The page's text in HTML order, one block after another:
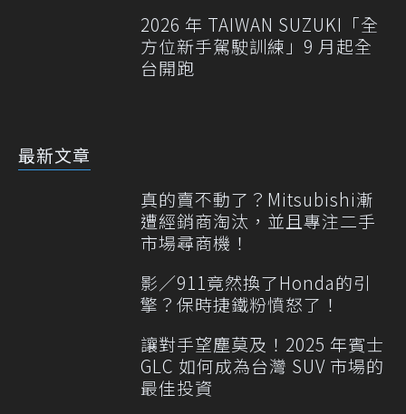
2026 年 TAIWAN SUZUKI「全
方位新手駕駛訓練」9 月起全
台開跑
最新文章
真的賣不動了？Mitsubishi漸
遭經銷商淘汰，並且專注二手
市場尋商機！
影／911竟然換了Honda的引
擎？保時捷鐵粉憤怒了！
讓對手望塵莫及！2025 年賓士
GLC 如何成為台灣 SUV 市場的
最佳投資